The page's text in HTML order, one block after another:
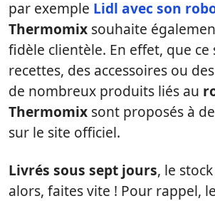
par exemple Lidl avec son
Thermomix souhaite
fidèle clientèle. En effet, que ce
recettes, des accessoires ou
de nombreux produits liés au
Thermomix sont proposés à
sur le site officiel.
Livrés sous sept jours, le
alors, faites vite ! Pour rappel, le